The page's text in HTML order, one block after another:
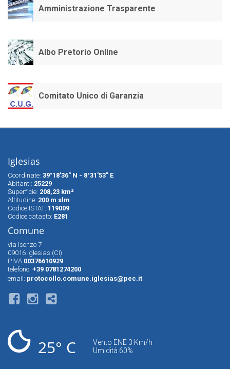
Amministrazione Trasparente
Albo Pretorio Online
Comitato Unico di Garanzia
Iglesias
Coordinate: 39°18'36" N - 8°31'53" E
Abitanti: 25229
Superfìcie: 208,23 km²
Altitudine: 200 m slm
Codice ISTAT: 119009
Codice catasto: E281
Comune
via Isonzo 7
09016 Iglesias (CI)
P.IVA 00376610929
telefono: +39 0781274200
email: protocollo.comune.iglesias@pec.it
25° C
Vento ENE 3 Km/h
Umidità 60%